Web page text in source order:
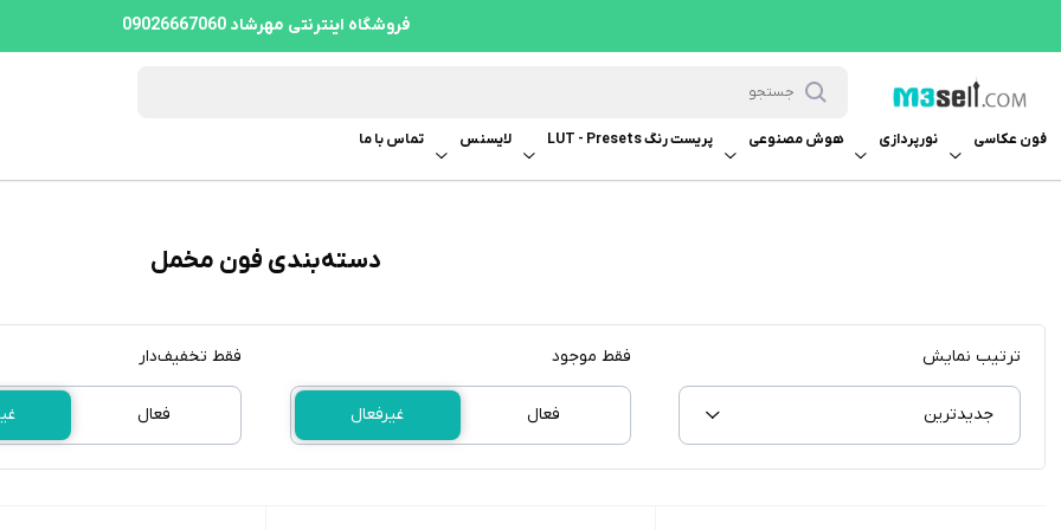
فروشگاه اینترنتی مهرشاد 09026667060
فون عکاسی نورپردازی هوش مصنوعی پریست رنگ LUT - Presets لایسنس تماس با ما
دسته‌بندی فون مخمل
ترتیب نمایش
جدیدترین
فقط موجود
فعال غیرفعال
فقط تخفیف‌دار
فعال